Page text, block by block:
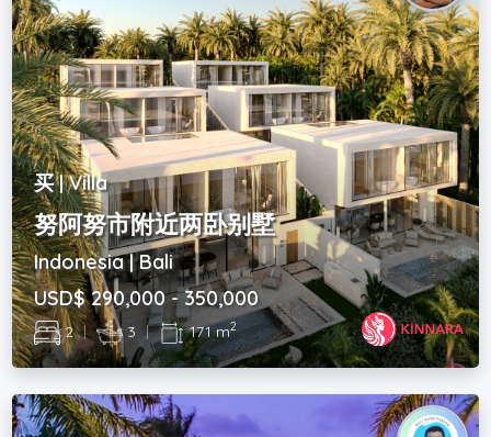
买 | Villa
努阿努市附近两卧别墅
Indonesia | Bali
USD$ 290,000 - 350,000
2 | 3 | 171 m2